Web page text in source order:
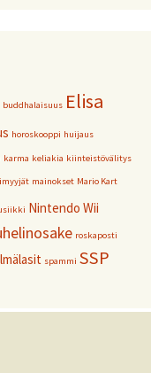
buddhalaisuus Elisa
horoskooppi huijaus
karma keliakia kiinteistövälitys
mainokset Mario Kart
Nintendo Wii
roskaposti
spammi SSP